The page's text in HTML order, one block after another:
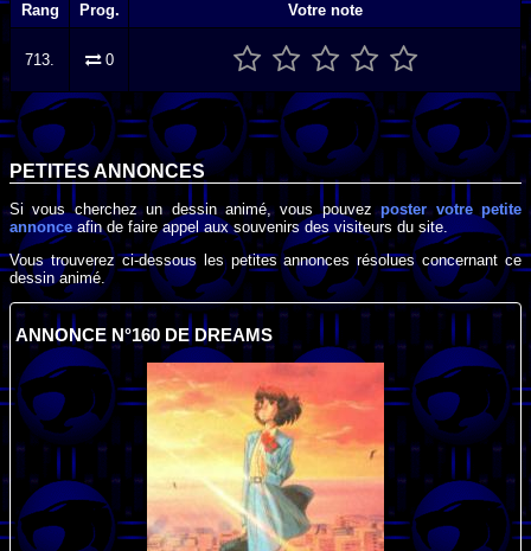
Rang Prog. Votre note
713. 0
PETITES ANNONCES
Si vous cherchez un dessin animé, vous pouvezposter votre petite
annonce afin de faire appel aux souvenirs des visiteurs du site.
Vous trouverez ci-dessous les petites annonces résolues concernant ce
dessin animé.
ANNONCE N°160 DE DREAMS